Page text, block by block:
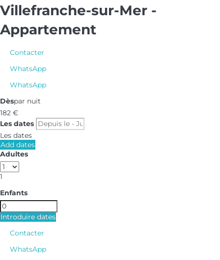
Villefranche-sur-Mer -
Appartement
Contacter
WhatsApp
WhatsApp
Dèspar nuit
182 €
Les dates
Les dates
Add dates
Adultes
1
Enfants
Introduire dates
Contacter
WhatsApp